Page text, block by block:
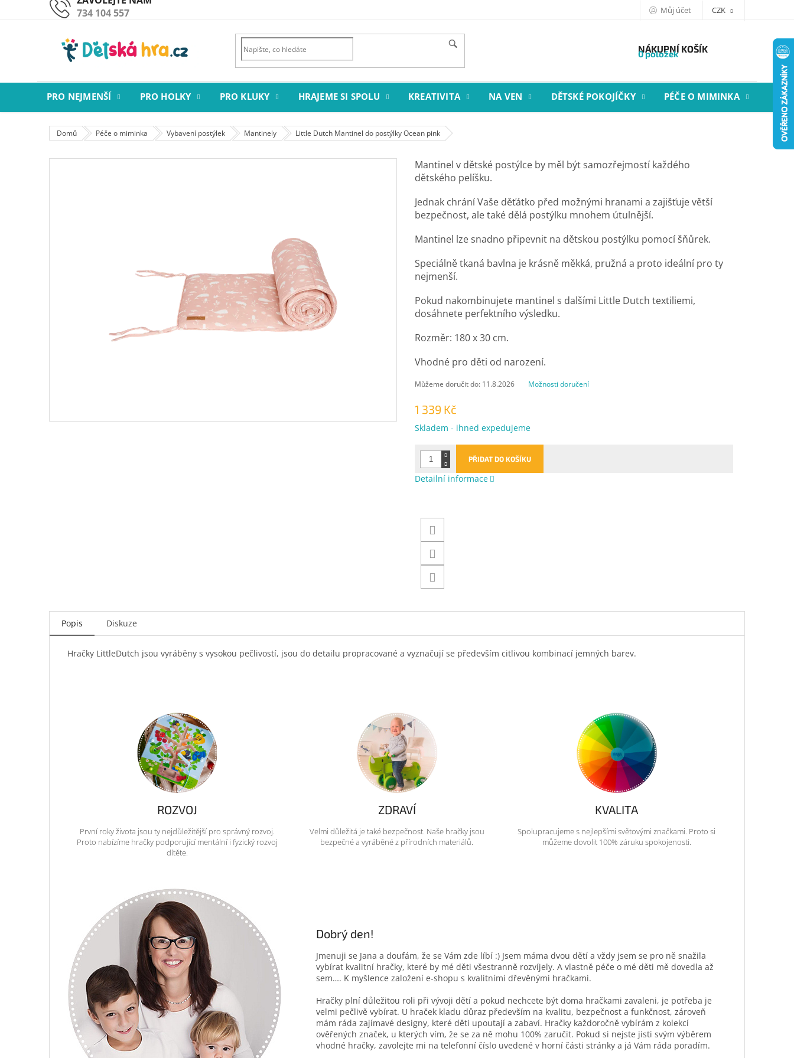
734 104 557 Můj účet CZK
NÁKUPNÍ KOŠÍK
0 položek
PRO NEJMENŠÍ PRO HOLKY PRO KLUKY HRAJEME SI SPOLU KREATIVITA NA VEN DĚTSKÉ POKOJÍČKY PÉČE O MIMINKA
Domů Péče o miminka Vybavení postýlek Mantinely Little Dutch Mantinel do postýlky Ocean pink
1 339 Kč
Měrná
Skladem - ihned expedujeme
Můžeme doručit do: 11.8.2026 Možnosti doručení
PŘIDAT DO KOŠÍKU
Mantinel v dětské postýlce by měl být samozřejmostí každého
dětského pelíšku.
Jednak chrání Vaše děťátko před možnými hranami a zajišťuje větší
bezpečnost, ale také dělá postýlku mnohem útulnější.
Mantinel lze snadno připevnit na dětskou postýlku pomocí šňůrek.
Speciálně tkaná bavlna je krásně měkká, pružná a proto ideální pro ty
nejmenší.
Pokud nakombinujete mantinel s dalšími Little Dutch textiliemi,
dosáhnete perfektního výsledku.
Rozměr: 180 x 30 cm.
Vhodné pro děti od narození.
Detailní informace
Popis Diskuze
Hračky LittleDutch jsou vyráběny s vysokou pečlivostí, jsou do detailu propracované a vyznačují se především citlivou kombinací jemných barev.
ROZVOJ
První roky života jsou ty nejdůležitější pro správný rozvoj.
Proto nabízíme hračky podporující mentální i fyzický rozvoj
dítěte.
ZDRAVÍ
Velmi důležitá je také bezpečnost. Naše hračky jsou
bezpečné a vyráběné z přírodních materiálů.
KVALITA
Spolupracujeme s nejlepšími světovými značkami. Proto si
můžeme dovolit 100% záruku spokojenosti.
Dobrý den!
Jmenuji se Jana a doufám, že se Vám zde líbí :) Jsem máma dvou dětí a vždy jsem se pro ně snažila
vybírat kvalitní hračky, které by mé děti všestranně rozvíjely. A vlastně péče o mé děti mě dovedla až
sem…. K myšlence založení e-shopu s kvalitními dřevěnými hračkami.
Hračky plní důležitou roli při vývoji dětí a pokud nechcete být doma hračkami zavaleni, je potřeba je
velmi pečlivě vybírat. U hraček kladu důraz především na kvalitu, bezpečnost a funkčnost, zároveň
mám ráda zajímavé designy, které děti upoutají a zabaví. Hračky každoročně vybírám z kolekcí
ověřených značek, u kterých vím, že se za ně mohu 100% zaručit. Pokud si nejste jisti svým výběrem
vhodné hračky, zavolejte mi na telefonní číslo uvedené v horní části stránky a já Vám ráda poradím.